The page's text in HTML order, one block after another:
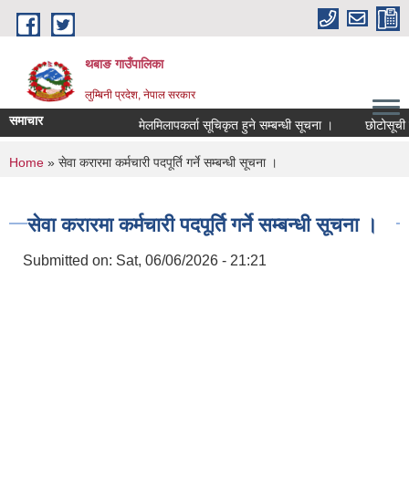
Skip to main content
थबाङ गाउँपालिका
लुम्बिनी प्रदेश, नेपाल सरकार
समाचार मेलमिलापकर्ता सूचिकृत हुने सम्बन्धी सूचना । छोटोसूची
You are here
Home » सेवा करारमा कर्मचारी पदपूर्ति गर्ने सम्बन्धी सूचना ।
सेवा करारमा कर्मचारी पदपूर्ति गर्ने सम्बन्धी सूचना ।
Submitted on: Sat, 06/06/2026 - 21:21